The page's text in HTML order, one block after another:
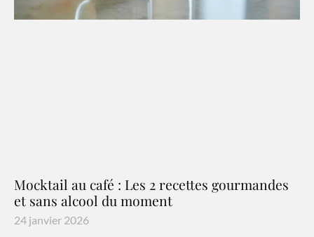
Mocktail au café : Les 2 recettes gourmandes
et sans alcool du moment
24 janvier 2026